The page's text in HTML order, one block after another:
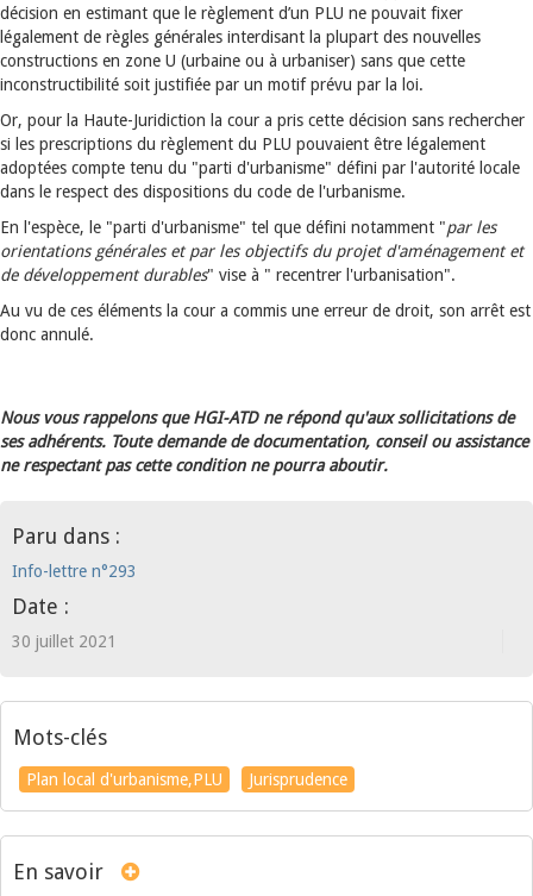
décision en estimant que le règlement d’un PLU ne pouvait fixer
légalement de règles générales interdisant la plupart des nouvelles
constructions en zone U (urbaine ou à urbaniser) sans que cette
inconstructibilité soit justifiée par un motif prévu par la loi.
Or, pour la Haute-Juridiction la cour a pris cette décision sans rechercher
si les prescriptions du règlement du PLU pouvaient être légalement
adoptées compte tenu du "parti d'urbanisme" défini par l'autorité locale
dans le respect des dispositions du code de l'urbanisme.
En l'espèce, le "parti d'urbanisme" tel que défini notamment "par les
orientations générales et par les objectifs du projet d'aménagement et
de développement durables" vise à " recentrer l'urbanisation".
Au vu de ces éléments la cour a commis une erreur de droit, son arrêt est
donc annulé.
Nous vous rappelons que HGI-ATD ne répond qu'aux sollicitations de
ses adhérents. Toute demande de documentation, conseil ou assistance
ne respectant pas cette condition ne pourra aboutir.
Paru dans :
Info-lettre n°293
Date :
30 juillet 2021
Mots-clés
Plan local d'urbanisme,PLU Jurisprudence
En savoir